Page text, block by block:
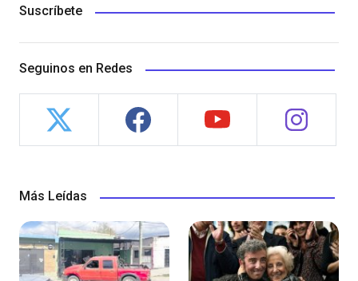
Suscríbete
Seguinos en Redes
Más Leídas